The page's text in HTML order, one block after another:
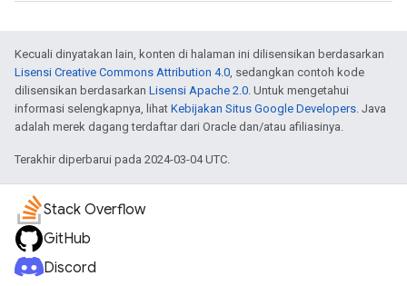
Kecuali dinyatakan lain, konten di halaman ini dilisensikan berdasarkan
Lisensi Creative Commons Attribution 4.0, sedangkan contoh kode
dilisensikan berdasarkan Lisensi Apache 2.0. Untuk mengetahui
informasi selengkapnya, lihat Kebijakan Situs Google Developers. Java
adalah merek dagang terdaftar dari Oracle dan/atau afiliasinya.
Terakhir diperbarui pada 2024-03-04 UTC.
Stack Overflow
GitHub
Discord